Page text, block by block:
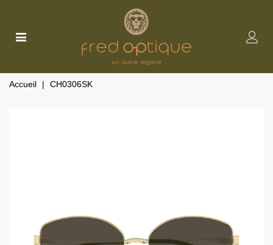
Accueil | CH0306SK